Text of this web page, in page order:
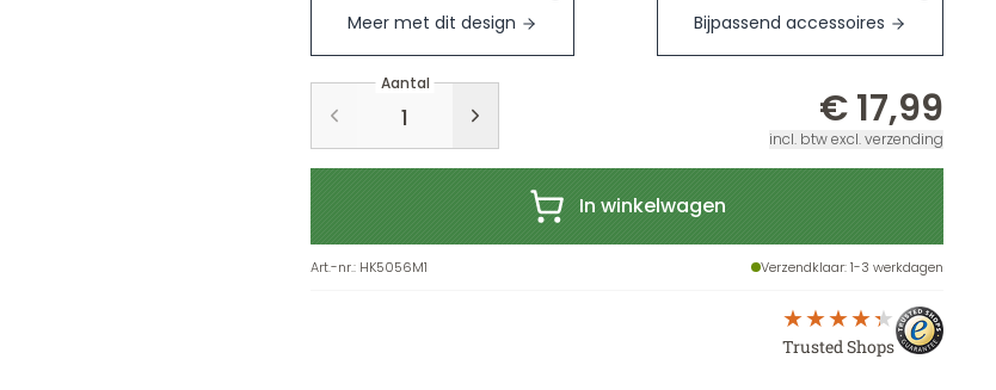
Meer met dit design Bijpassend accessoires
Aantal
€ 17,99
incl. btw excl. verzending
In winkelwagen
Art.-nr.: HK5056M1 Verzendklaar: 1-3 werkdagen
Trusted Shops